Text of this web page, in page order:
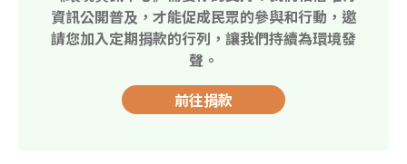
資訊公開普及，才能促成民眾的參與和行動，邀
請您加入定期捐款的行列，讓我們持續為環境發
聲。
前往捐款